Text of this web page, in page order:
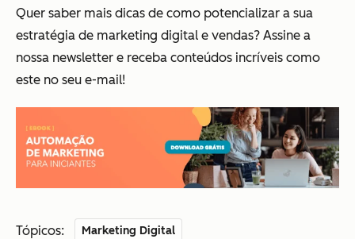
Quer saber mais dicas de como potencializar a sua
estratégia de marketing digital e vendas? Assine a
nossa newsletter e receba conteúdos incríveis como
este no seu e-mail!
Tópicos: Marketing Digital